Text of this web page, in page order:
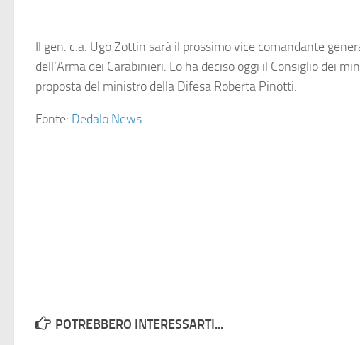
Il gen. c.a. Ugo Zottin sarà il prossimo vice comandante
dell’Arma dei Carabinieri. Lo ha deciso oggi il Consiglio dei
proposta del ministro della Difesa Roberta Pinotti.
Fonte: Dedalo News
POTREBBERO INTERESSARTI...